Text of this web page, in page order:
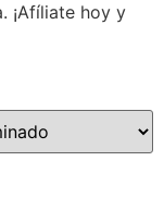
¡Afíliate hoy y